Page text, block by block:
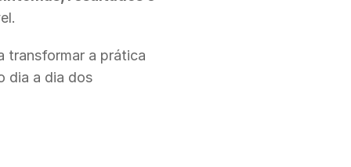
transformar a prática
dia a dia dos